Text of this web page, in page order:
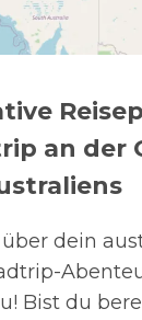
an der
dein
Bist du